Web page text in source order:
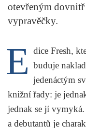
otevřeným
vypravěčky.
E dice Fresh,
buduje
jedenáctým
knižní řady: je
jednak se jí
a debutantů je